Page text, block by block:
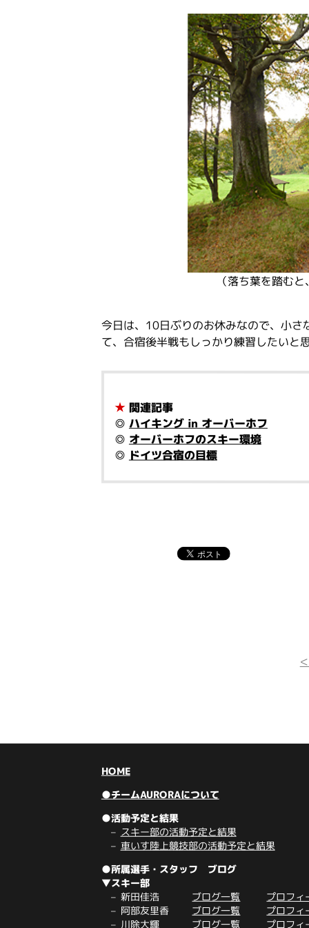
（落ち葉を踏む
今日は、10日ぶりのお休みなので、小
て、合宿後半戦もしっかり練習したいと
★ 関連記事
◎ ハイキング in オーバーホフ
◎ オーバーホフのスキー環境
◎ ドイツ合宿の目標
HOME
●チームAURORAについて
●活動予定と結果
スキー部の活動予定と結果
車いす陸上競技部の活動予定と結果
●所属選手・スタッフ ブログ
▼スキー部
新田佳浩 ブログ一覧 プロフィ
阿部友里香 ブログ一覧 プロフィ
川除大輝 ブログ一覧 プロフィ